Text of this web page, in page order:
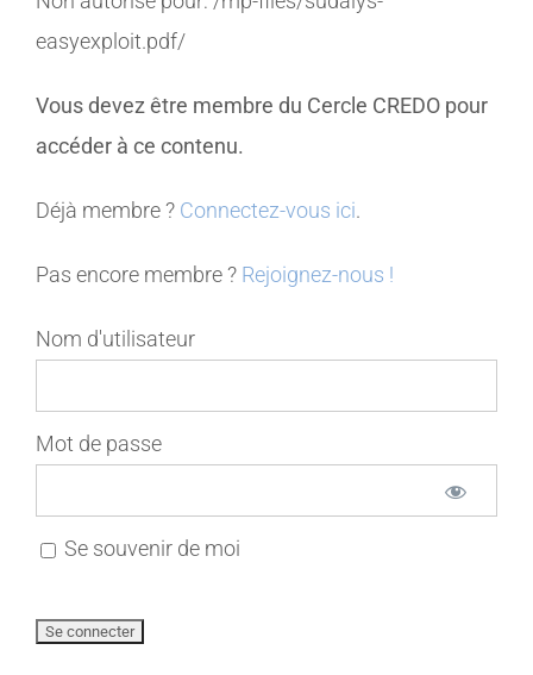
MEMBRES
CONTACT
easyexploit.pdf/
Vous devez être membre du Cercle CREDO pour
accéder à ce contenu.
Déjà membre ? Connectez-vous ici.
Pas encore membre ? Rejoignez-nous !
Nom d'utilisateur
Mot de passe
Se souvenir de moi